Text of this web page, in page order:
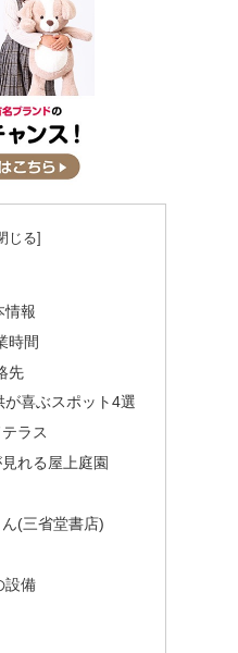
情報
時間
先
喜ぶスポット4選
ラス
見れる屋上庭園
ん(三省堂書店)
設備